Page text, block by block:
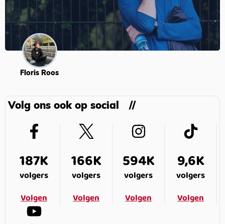
Floris Roos
Volg ons ook op social
187K
volgers
Volgen
166K
volgers
Volgen
594K
volgers
Volgen
9,6K
volgers
Volgen